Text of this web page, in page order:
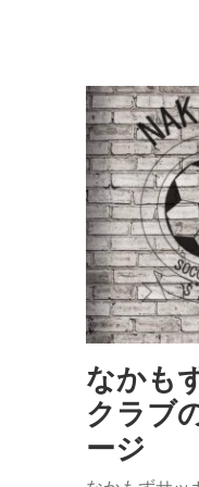
なかも
クラブ
ージ